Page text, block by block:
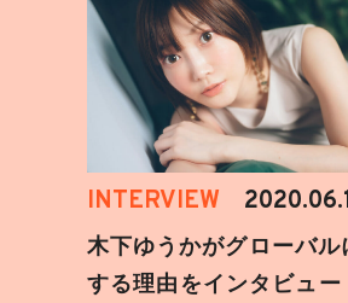
INTERVIEW
木下ゆうかがグローバル
する理由をインタビュー